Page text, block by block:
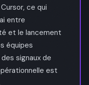
ce qui
entre
et le lancement
équipes
signaux de
est